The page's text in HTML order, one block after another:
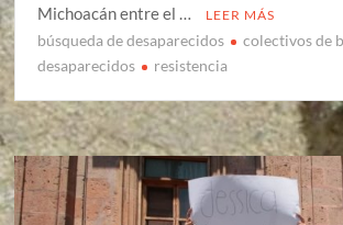
Michoacán entre el …
LEER MÁS
búsqueda de desaparecidos
colectivos de
desaparecidos
resistencia